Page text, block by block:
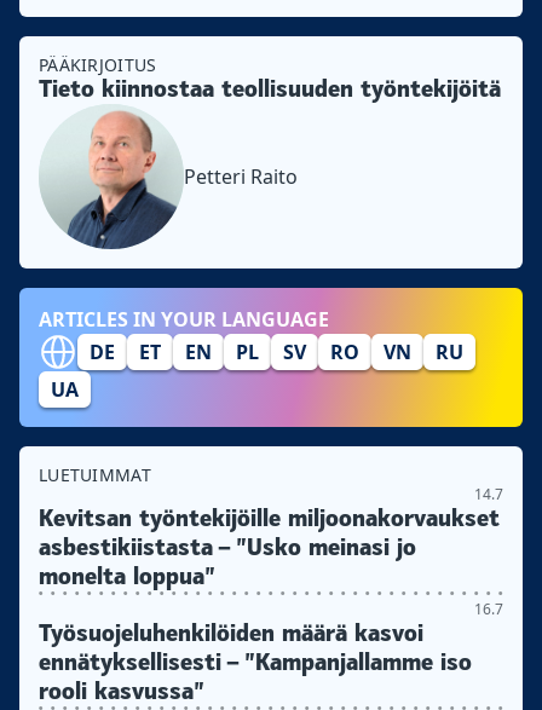
PÄÄKIRJOITUS
Tieto kiinnostaa teollisuuden työntekijöitä
Petteri Raito
ARTICLES IN YOUR LANGUAGE
DE
ET EN PL SV RO VN
RU
UA
LUETUIMMAT
14.7
Kevitsan työntekijöille miljoonakorvaukset
asbestikiistasta – ”Usko meinasi jo
monelta loppua”
16.7
Työsuojeluhenkilöiden määrä kasvoi
ennätyksellisesti – ”Kampanjallamme iso
rooli kasvussa”